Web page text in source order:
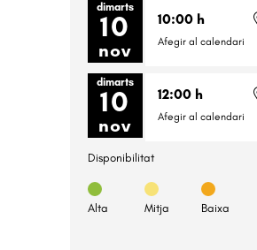
dimarts
10
nov
10:00 h
Afegir al calendari
dimarts
10
nov
12:00 h
Afegir al calendari
Disponibilitat
Alta Mitja Baixa